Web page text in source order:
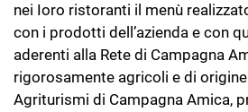
nei Ioro ristoranti il menù
con i prodotti dell’azienda e con
aderenti alla Rete di Campagna
rigorosamente agricoli e di
Agriturismi di Campagna Amica,